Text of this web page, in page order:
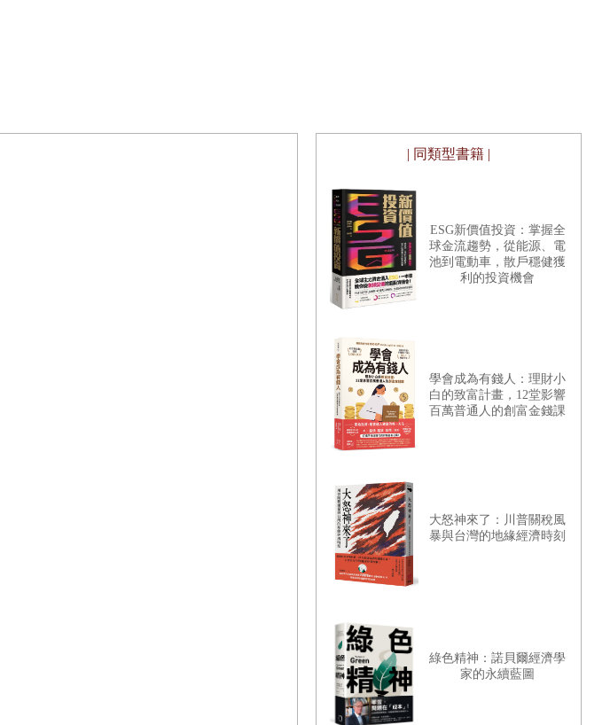
| 同類型書籍 |
ESG新價值投資：掌握全
球金流趨勢，從能源、電
池到電動車，散戶穩健獲
利的投資機會
學會成為有錢人：理財小
白的致富計畫，12堂影響
百萬普通人的創富金錢課
大怒神來了：川普關稅風
暴與台灣的地緣經濟時刻
綠色精神：諾貝爾經濟學
家的永續藍圖